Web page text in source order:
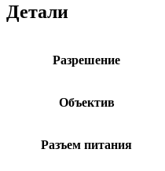
Детали
Разрешение
Объектив
Разъем питания